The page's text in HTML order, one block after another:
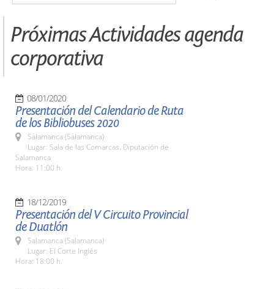
Próximas Actividades agenda
corporativa
08/01/2020
Presentación del Calendario de Ruta
de los Bibliobuses 2020
Salamanca (Salamanca)
Lugar: Sala de las Comarcas. Diputación de
Salamanca
Hora: 11:00 h.
18/12/2019
Presentación del V Circuito Provincial
de Duatlón
Salamanca (Salamanca)
Lugar: El Corte Inglés
Hora: 18:00 h.